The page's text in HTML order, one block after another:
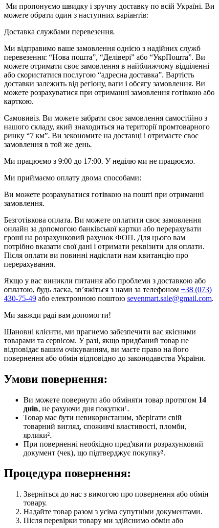
Ми пропонуємо швидку і зручну доставку по всій Україні. Ви
можете обрати один з наступних варіантів:
Доставка службами перевезення.
Ми відправимо ваше замовлення однією з надійних служб
перевезення: “Нова пошта”, “Делівері” або “УкрПошта”. Ви
можете отримати своє замовлення в найближчому відділенні
або скористатися послугою “адресна доставка”. Вартість
доставки залежить від регіону, ваги і обсягу замовлення. Ви
можете розрахуватися при отриманні замовлення готівкою або
карткою.
Самовивіз. Ви можете забрати своє замовлення самостійно з
нашого складу, який знаходиться на території промтоварного
ринку “7 км”. Ви зекономите на доставці і отримаєте своє
замовлення в той же день.
Ми працюємо з 9:00 до 17:00. У неділю ми не працюємо.
Ми приймаємо оплату двома способами:
Ви можете розрахуватися готівкою на пошті при отриманні
замовлення.
Безготівкова оплата. Ви можете оплатити своє замовлення
онлайн за допомогою банківської картки або перерахувати
гроші на розрахунковий рахунок ФОП. Для цього вам
потрібно вказати свої дані і отримати реквізити для оплати.
Після оплати ви повинні надіслати нам квитанцію про
перерахування.
Якщо у вас виникли питання або проблеми з доставкою або
оплатою, будь ласка, зв’яжіться з нами за телефоном +38 (073)
430-75-49 або електронною поштою sevenmart.sale@gmail.com.
Ми завжди раді вам допомогти!
Шановні клієнти, ми прагнемо забезпечити вас якісними
товарами та сервісом. У разі, якщо придбаний товар не
відповідає вашим очікуванням, ви маєте право на його
повернення або обмін відповідно до законодавства України.
Умови повернення:
Ви можете повернути або обміняти товар протягом 14
днів, не рахуючи дня покупки¹.
Товар має бути невикористаним, зберігати свій
товарний вигляд, споживчі властивості, пломби,
ярлики².
При поверненні необхідно пред'явити розрахунковий
документ (чек), що підтверджує покупку².
Процедура повернення:
Зверніться до нас з вимогою про повернення або обмін
товару.
Надайте товар разом з усіма супутніми документами.
Після перевірки товару ми здійснимо обмін або